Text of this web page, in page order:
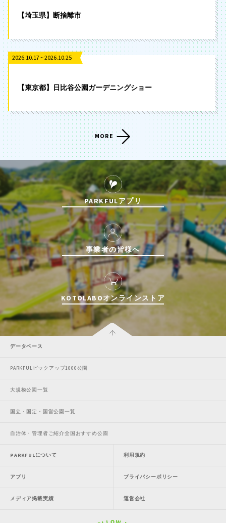
【埼玉県】断捨離市
2026.10.17 ~ 2026.10.25
【東京都】日比谷公園ガーデニングショー
MORE
PARKFULアプリ
事業者の皆様へ
KOTOLABOオンラインストア
データベース
PARKFULピックアップ1000公園
大規模公園一覧
国立・国定・国営公園一覧
自治体・管理者ご紹介全国おすすめ公園
PARKFULについて
アプリ
メディア掲載実績
利用規約
プライバシーポリシー
運営会社